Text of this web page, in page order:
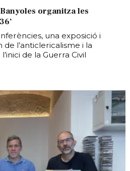
organitza les
una exposició i
l’anticlericalisme i la
de la Guerra Civil